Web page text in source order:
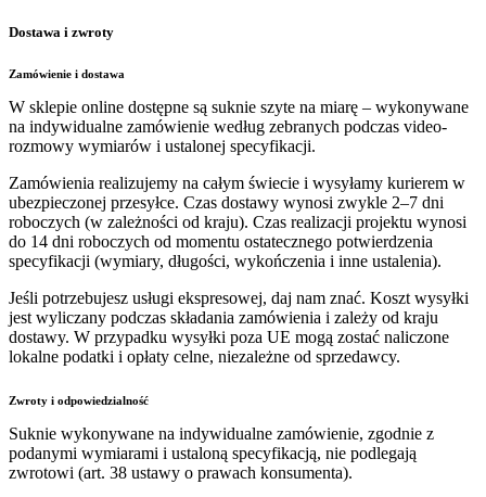
Dostawa i zwroty
Zamówienie i dostawa
W sklepie online dostępne są suknie szyte na miarę – wykonywane
na indywidualne zamówienie według zebranych podczas video-
rozmowy wymiarów i ustalonej specyfikacji.
Zamówienia realizujemy na całym świecie i wysyłamy kurierem w
ubezpieczonej przesyłce. Czas dostawy wynosi zwykle 2–7 dni
roboczych (w zależności od kraju). Czas realizacji projektu wynosi
do 14 dni roboczych od momentu ostatecznego potwierdzenia
specyfikacji (wymiary, długości, wykończenia i inne ustalenia).
Jeśli potrzebujesz usługi ekspresowej, daj nam znać. Koszt wysyłki
jest wyliczany podczas składania zamówienia i zależy od kraju
dostawy. W przypadku wysyłki poza UE mogą zostać naliczone
lokalne podatki i opłaty celne, niezależne od sprzedawcy.
Zwroty i odpowiedzialność
Suknie wykonywane na indywidualne zamówienie, zgodnie z
podanymi wymiarami i ustaloną specyfikacją, nie podlegają
zwrotowi (art. 38 ustawy o prawach konsumenta).